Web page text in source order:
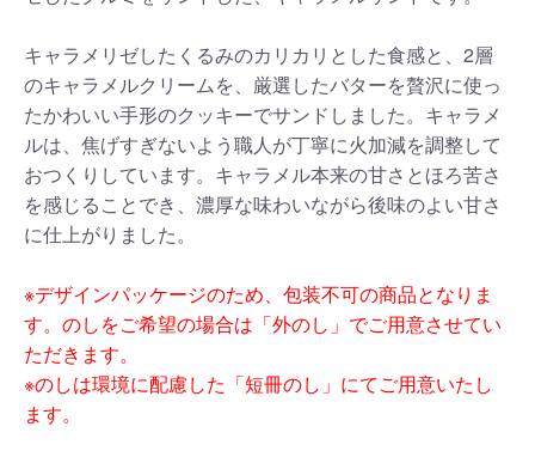
お買い物を続ける カートへ進む
キャラメリゼしたくるみのカリカリとした食感と、2層
のキャラメルクリームを、厳選したバターを贅沢に使っ
たかわいい手形のクッキーでサンドしました。キャラメ
ルは、焦げすぎないよう職人が丁寧に火加減を調整して
おつくりしています。キャラメル本来の甘さとほろ苦さ
を感じることでき、濃厚な味わいながら後味のよい甘さ
に仕上がりました。
※デザインパッケージのため、包装不可の商品となりま
す。のしをご希望の場合は「外のし」でご用意させてい
ただきます。
※のしは環境に配慮した「短冊のし」にてご用意いたし
ます。